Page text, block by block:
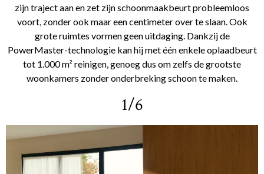
zijn traject aan en zet zijn schoonmaakbeurt probleemloos
voort, zonder ook maar een centimeter over te slaan. Ook
grote ruimtes vormen geen uitdaging. Dankzij de
PowerMaster-technologie kan hij met één enkele oplaadbeurt
tot 1.000 m² reinigen, genoeg dus om zelfs de grootste
woonkamers zonder onderbreking schoon te maken.
1/6